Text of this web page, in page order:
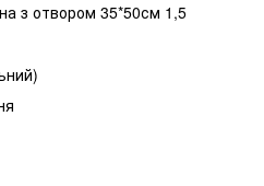
з отвором 35*50см 1,5